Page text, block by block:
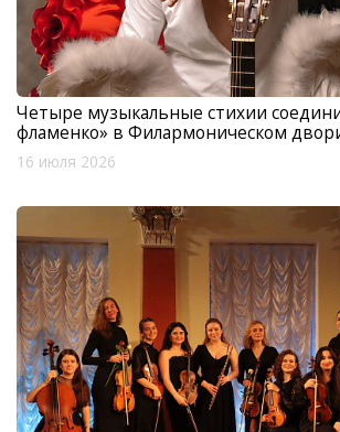
Четыре музыкальные стихии
фламенко» в Филармоническом
16 июля 2026